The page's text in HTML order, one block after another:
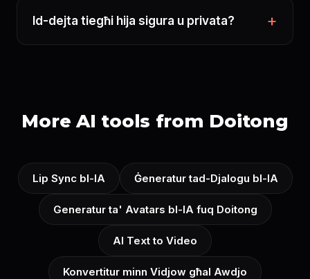
Id-dejta tiegħi hija sigura u privata?
More AI tools from Doitong
Lip Sync bl-IA Ġeneratur tad-Djalogu bl-IA
Generatur ta' Avatars bl-IA fuq Doitong
AI Text to Video
Konvertitur minn Vidjow għal Awdjo